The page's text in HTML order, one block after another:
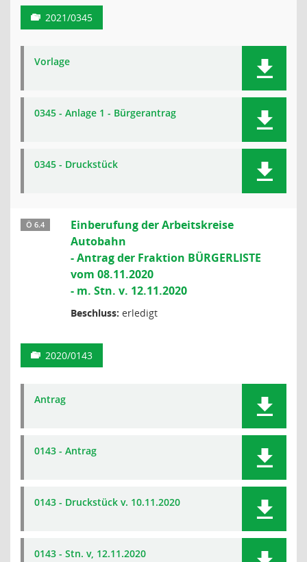
2021/0345
Vorlage
0345 - Anlage 1 - Bürgerantrag
0345 - Druckstück
Ö 6.4
Einberufung der Arbeitskreise
Autobahn
- Antrag der Fraktion BÜRGERLISTE
vom 08.11.2020
- m. Stn. v. 12.11.2020
Beschluss: erledigt
2020/0143
Antrag
0143 - Antrag
0143 - Druckstück v. 10.11.2020
0143 - Stn. v, 12.11.2020